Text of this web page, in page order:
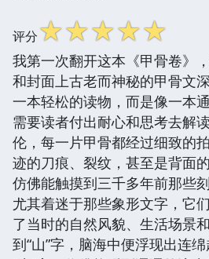
评分☆☆☆☆☆
我第一次翻开这本《甲骨卷》
和封面上古老而神秘的甲骨文
一本轻松的读物，而是像一本
需要读者付出耐心和思考去解
伦，每一片甲骨都经过细致的
迹的刀痕、裂纹，甚至是背面
仿佛能触摸到三千多年前那些
尤其着迷于那些象形文字，它
了当时的自然风貌、生活场景
到“山”字，脑海中便浮现出连